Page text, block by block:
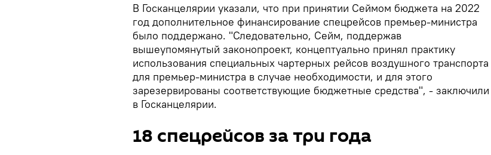
В Госканцелярии указали, что при принятии Сеймом бюджета на 2022
год дополнительное финансирование спецрейсов премьер-министра
было поддержано. "Следовательно, Сейм, поддержав
вышеупомянутый законопроект, концептуально принял практику
использования специальных чартерных рейсов воздушного транспорта
для премьер-министра в случае необходимости, и для этого
зарезервированы соответствующие бюджетные средства", - заключили
в Госканцелярии.
18 спецрейсов за три года